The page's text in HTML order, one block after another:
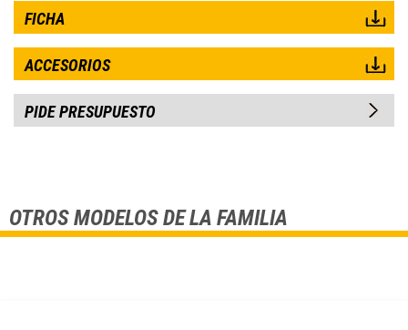
FICHA
ACCESORIOS
PIDE PRESUPUESTO
OTROS MODELOS DE LA FAMILIA